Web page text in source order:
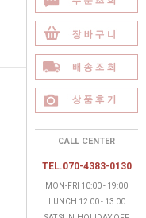
CALL CENTER
TEL.070-4383-0130
MON-FRI 10:00 - 19:00
LUNCH 12:00 - 13:00